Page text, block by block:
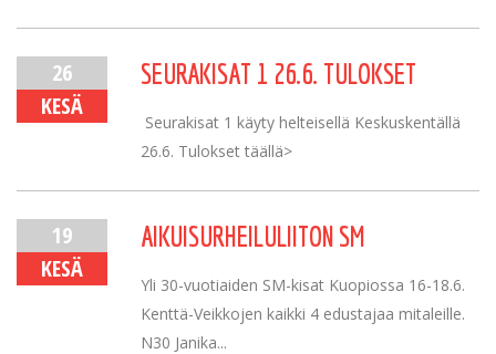
26
KESÄ
SEURAKISAT 1 26.6. TULOKSET
Seurakisat 1 käyty helteisellä Keskuskentällä
26.6. Tulokset täällä>
19
KESÄ
AIKUISURHEILULIITON SM
Yli 30-vuotiaiden SM-kisat Kuopiossa 16-18.6.
Kenttä-Veikkojen kaikki 4 edustajaa mitaleille.
N30 Janika...